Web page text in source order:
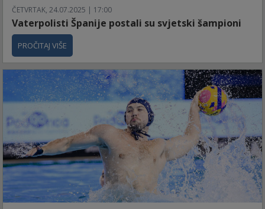
ČETVRTAK, 24.07.2025 | 17:00
Vaterpolisti Španije postali su svjetski šampioni
PROČITAJ VIŠE